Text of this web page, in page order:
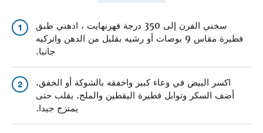
1
سخني الفرن إلى 350 درجة فهرنهايت ، ادهني طبق
فطيرة مقاس 9 بوصات أو رشيه بقليل من الدهن واتركيه
جانبا.
2
اكسر البيض في وعاء كبير واخفقه بالشوكة أو الخفق.
أضف السكر وتوابل فطيرة اليقطين والملح. يقلب حتى
يمتزج جيدا.